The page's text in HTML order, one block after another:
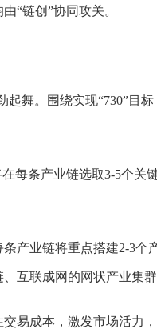
“链创”协同攻关。
舞。围绕实现“730”目
条产业链选取3-5个关
业链将重点搭建2-3个
互联成网的网状产业集
成本，激发市场活力